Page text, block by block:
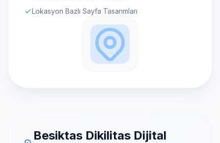
Lokasyon Bazlı Sayfa Tasarımları
Besiktas Dikilitas Dijital